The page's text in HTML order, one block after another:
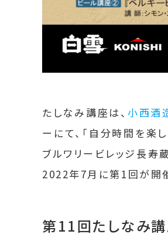
たしなみ講座は、 小西酒
ーにて、「自分時間を楽
ブルワリービレッジ長寿
2022年7月に第1回が開
第11回たしなみ講